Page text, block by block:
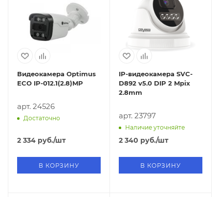
Видеокамера Optimus
ECO IP-012.1(2.8)MP
арт. 24526
Достаточно
2 334 руб./шт
В КОРЗИНУ
IP-видеокамера SVC-
D892 v5.0 DIP 2 Mpix
2.8mm
арт. 23797
Наличие уточняйте
2 340 руб./шт
В КОРЗИНУ